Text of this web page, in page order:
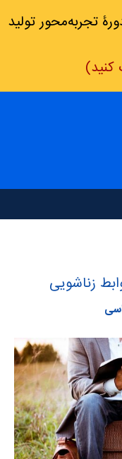
فقط 8 هفته – دورۀ تجربه‌محور تولید
زناشویی